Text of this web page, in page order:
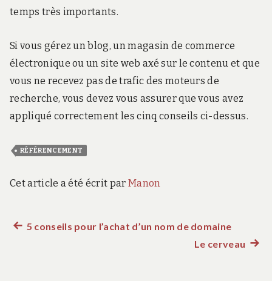
temps très importants.
Si vous gérez un blog, un magasin de commerce
électronique ou un site web axé sur le contenu et que
vous ne recevez pas de trafic des moteurs de
recherche, vous devez vous assurer que vous avez
appliqué correctement les cinq conseils ci-dessus.
RÉFÉRENCEMENT
Cet article a été écrit par Manon
Navigation
Article
5 conseils pour l’achat d’un nom de domaine
Le cerveau